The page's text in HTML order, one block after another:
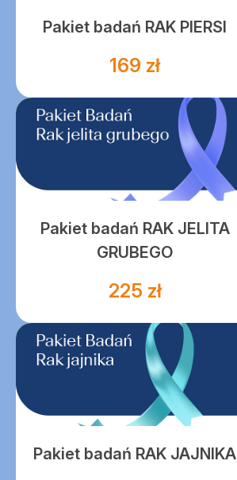
Pakiet badań RAK PIERSI
169 zł
Pakiet badań RAK JELITA
GRUBEGO
225 zł
Pakiet badań RAK JAJNIKA